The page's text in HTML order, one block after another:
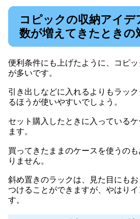
コピックの収納アイデ
数が増えてきたときの
便利条件にも上げたように、コピ
が多いです。
引き出しなどに入れるよりもラッ
るほうが使いやすいでしょう。
セット購入したときに入っている
ます。
買ってきたままのケースを使うの
りません。
斜め置きのラックは、見た目にも
つけることができますが、やはり
す。